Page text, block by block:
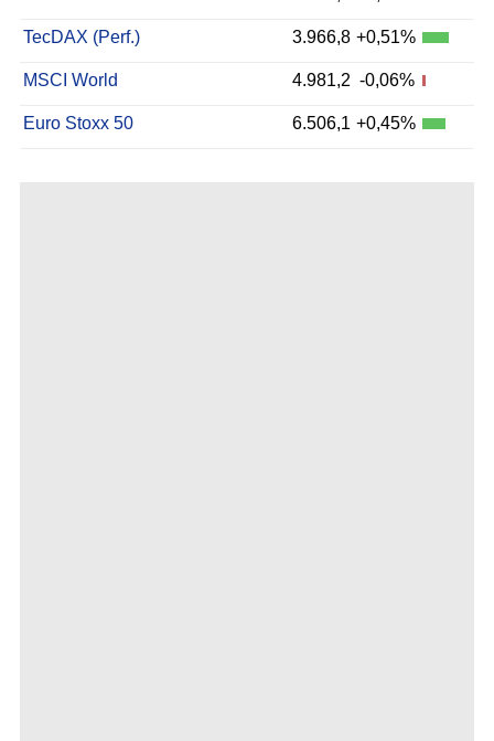
TecDAX (Perf.) 3.966,8 +0,51%
MSCI World 4.981,2 -0,06%
Euro Stoxx 50 6.506,1 +0,45%